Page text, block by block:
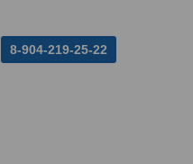
8-904-219-25-22